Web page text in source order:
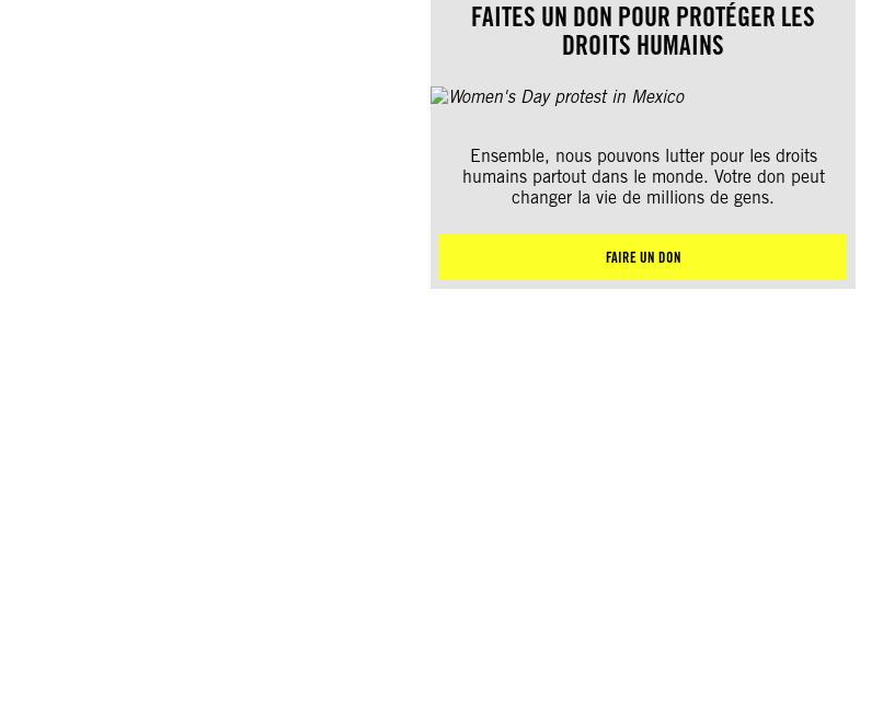
FAITES UN DON POUR PROTÉGER LES
DROITS HUMAINS
Ensemble, nous pouvons lutter pour les droits
humains partout dans le monde. Votre don peut
changer la vie de millions de gens.
FAIRE UN DON